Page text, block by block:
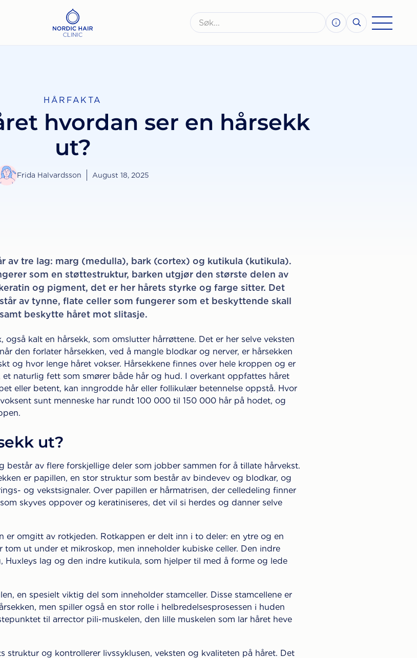
HÅRFAKTA
hvordan ser en hårsekk
ut?
Frida Halvardsson August 18, 2025
av tre lag: marg (medulla), bark (cortex) og kutikula (kutikula).
som en støttestruktur, barken utgjør den største delen av
og pigment, det er her hårets styrke og farge sitter. Det
av tynne, flate celler som fungerer som et beskyttende skall
beskytte håret mot slitasje.
også kalt en hårsekk, som omslutter hårrøttene. Det er her selve veksten
den forlater hårsekken, ved å mangle blodkar og nerver, er hårsekken
og hvor lenge håret vokser. Hårsekkene finnes over hele kroppen og er
naturlig fett som smører både hår og hud. I overkant oppfattes håret
eller betent, kan inngrodde hår eller follikulær betennelse oppstå. Hvor
sunt menneske har rundt 100 000 til 150 000 hår på hodet, og
ut?
består av flere forskjellige deler som jobber sammen for å tillate hårvekst.
er papillen, en stor struktur som består av bindevev og blodkar, og
og vekstsignaler. Over papillen er hårmatrisen, der celledeling finner
skyves oppover og keratiniseres, det vil si herdes og danner selve
er omgitt av rotkjeden. Rotkappen er delt inn i to deler: en ytre og en
tom ut under et mikroskop, men inneholder kubiske celler. Den indre
Huxleys lag og den indre kutikula, som hjelper til med å forme og lede
en spesielt viktig del som inneholder stamceller. Disse stamcellene er
men spiller også en stor rolle i helbredelsesprosessen i huden
til arrector pili-muskelen, den lille muskelen som lar håret heve
struktur og kontrollerer livssyklusen, veksten og kvaliteten på håret. Det